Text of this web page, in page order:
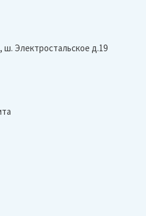
ш. Электростальское д.19